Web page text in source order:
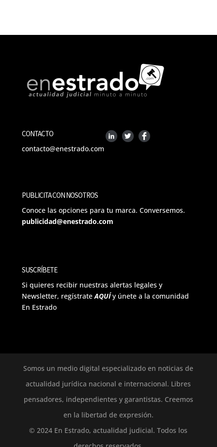
CONTACTO
contacto@enestrado.com
PUBLICITA CON NOSOTROS
Conoce las opciones para tu marca. Conversemos.
publicidad@enestrado.com
SUSCRÍBETE
Si quieres recibir nuestras alertas legales y
Newsletter, regístrateAQUÍ y únete a la comunidad
En Estrado
Somos un medio digital especializado en noticias de
actualidad jurídica nacional e internacional. Libres
pensadores, independientes y garantistas. Creemos
en la libertad de expresión.
© 2024 En Estrado, actualidad judicial. Todos los